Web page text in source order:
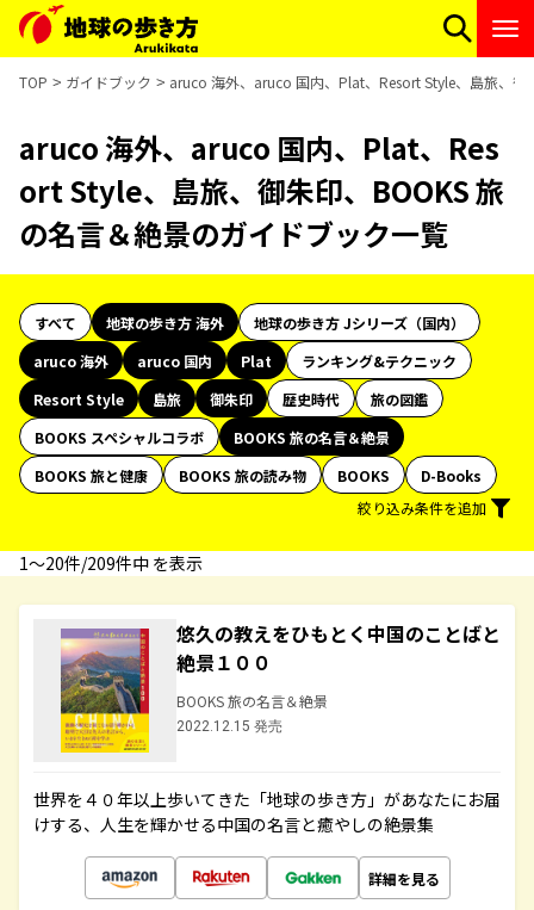
TOP ガイドブック aruco 海外、aruco 国内、Plat、Resort Style、島旅、
aruco 海外、aruco 国内、Plat、Res
ort Style、島旅、御朱印、BOOKS 旅
の名言＆絶景のガイドブック一覧
すべて 地球の歩き方 海外
地球の歩き方 Jシリーズ（国内）
aruco 海外
aruco 国内 Plat
ランキング&テクニック
Resort Style
島旅 御朱印 歴史時代
旅の図鑑
BOOKS スペシャルコラボ
BOOKS 旅の名言＆絶景
BOOKS 旅と健康
BOOKS 旅の読み物 BOOKS
D-Books
絞り込み条件を追加
1〜20件/209件中 を表示
悠久の教えをひもとく中国のことばと
絶景１００
BOOKS 旅の名言＆絶景
2022.12.15 発売
世界を４０年以上歩いてきた「地球の歩き方」があなたにお届
けする、人生を輝かせる中国の名言と癒やしの絶景集
詳細を見る